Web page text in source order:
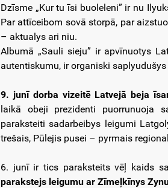
Dzīsme „Kur tu īsi buoleleni” ir nu
Par attīceibom sovā storpā, par
– aktualys ari niu.
Albumā „Sauli sieju” ir apvīnuotys
autentiskumu, ir organiski
9. junī dorba vizeitē Latvejā beja
laikā obeji prezidenti puorrunuoja
paraksteiti sadarbeibys leigumi
trešais, Pūlejis pusei – pyrmais
6. junī ir tics paraksteits vēļ kaids
parakstejs leigumu ar Zīmeļkīnys